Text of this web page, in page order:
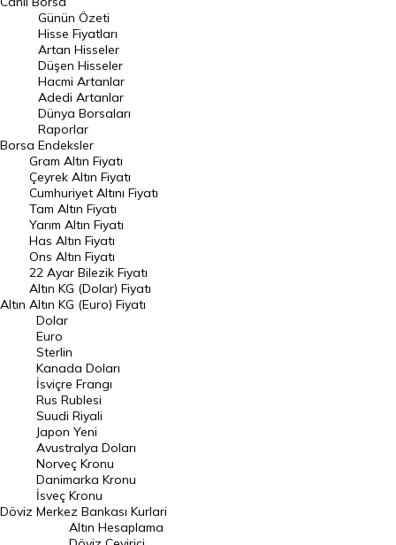
En Çok Artan Hisseler
En Çok Düşen Hisseler
Hacmi Artanlar
Geçmiş Kapanışlar
Dünya Borsaları
Raporlar
Endeksler
DÖVİZ
Döviz Kuru
Dolar Kuru
Euro Kuru
Pound Kuru
Frank Kuru
Riyal Kuru
Avustralya Doları
Danimarka Kronu Kuru
Kanada Doları Kuru
Norveç Kronu Kuru
İsveç Kronu Kuru
Borsa
Günün Özeti
Hisse Fiyatları
Artan Hisseler
Düşen Hisseler
Hacmi Artanlar
Adedi Artanlar
Dünya Borsaları
Raporlar
Endeksler
Altın
Gram Altın Fiyatı
Çeyrek Altın Fiyatı
Cumhuriyet Altını Fiyatı
Tam Altın Fiyatı
Yarım Altın Fiyatı
Has Altın Fiyatı
Ons Altın Fiyatı
22 Ayar Bilezik Fiyatı
Altın KG (Dolar) Fiyatı
Altın KG (Euro) Fiyatı
Döviz
Dolar
Euro
Sterlin
Kanada Doları
İsviçre Frangı
Rus Rublesi
Suudi Riyali
Japon Yeni
Avustralya Doları
Norveç Kronu
Danimarka Kronu
İsveç Kronu
Merkez Bankası Kurlari
Altın Hesaplama